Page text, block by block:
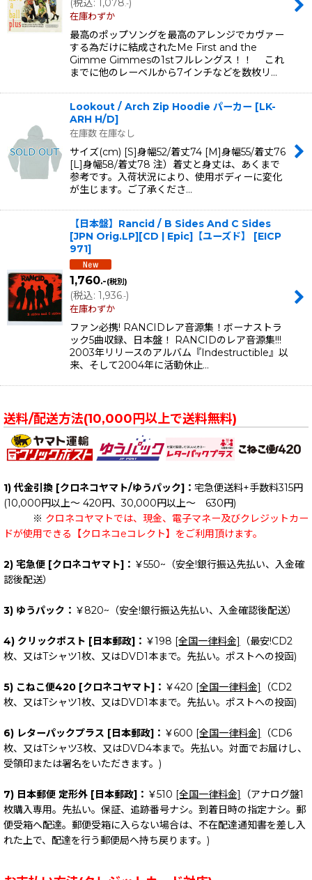
(税込: 1,078.-)
在庫わずか
最高のポップソングを最高のアレンジでカヴァー
する為だけに結成されたMe First and the
Gimme Gimmesの1stフルレングス！！ これ
までに他のレーベルから7インチなどを数枚リ…
Lookout / Arch Zip Hoodie パーカー [LK-
ARH H/D]
在庫数 在庫なし
サイズ(cm) [S]身幅52/着丈74 [M]身幅55/着丈76
[L]身幅58/着丈78 注）着丈と身丈は、あくまで
参考です。入荷状況により、使用ボディーに変化
が生じます。ご了承くださ…
【日本盤】Rancid / B Sides And C Sides
[JPN Orig.LP][CD | Epic]【ユーズド】
[EICP
971]
1,760.-(税別)
(税込: 1,936.-)
在庫わずか
ファン必携! RANCIDレア音源集！ボーナストラ
ック5曲収録、日本盤！ RANCIDのレア音源集!!!
2003年リリースのアルバム『Indestructible』以
来、そして2004年に活動休止…
送料/配送方法(10,000円以上で送料無料)
1) 代金引換 [クロネコヤマト/ゆうパック]： 宅急便送料+手数料315円
(10,000円以上～ 420円、30,000円以上～ 630円)
※ クロネコヤマトでは、現金、電子マネー及びクレジットカー
ドが使用できる【クロネコeコレクト】をご利用頂けます。
2) 宅急便 [クロネコヤマト]： ￥550~（安全!銀行振込先払い、入金確
認後配送）
3) ゆうパック： ￥820~（安全!銀行振込先払い、入金確認後配送）
4) クリックポスト [日本郵政]： ￥198 [全国一律料金]
（最安!CD2
枚、又はTシャツ1枚、又はDVD1本まで。先払い。ポストへの投函)
5) こねこ便420 [クロネコヤマト]： ￥420 [全国一律料金]
（CD2
枚、又はTシャツ1枚、又はDVD1本まで。先払い。ポストへの投函)
6) レターパックプラス [日本郵政]： ￥600 [全国一律料金]
（CD6
枚、又はTシャツ3枚、又はDVD4本まで。先払い。対面でお届けし、
受領印または署名をいただきます。)
7) 日本郵便 定形外 [日本郵政]： ￥510 [全国一律料金]
（アナログ盤1
枚購入専用。先払い。保証、追跡番号ナシ。到着日時の指定ナシ。郵
便受箱へ配達。郵便受箱に入らない場合は、不在配達通知書を差し入
れた上で、配達を行う郵便局へ持ち戻ります。)